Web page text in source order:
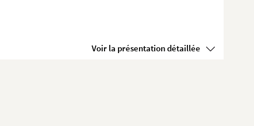
Voir la présentation détaillée